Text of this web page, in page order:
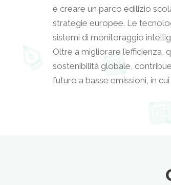
è creare un parco edilizio
strategie europee. Le
sistemi di monitoraggio
Oltre a migliorare l’efficienza,
sostenibilità globale,
futuro a basse emissioni, in